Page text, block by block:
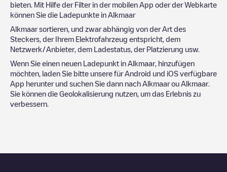
bieten. Mit Hilfe der Filter in der mobilen App oder der Webkarte
können Sie die Ladepunkte in Alkmaar
Alkmaarsortieren, und zwar abhängig von der Art des
Steckers, der Ihrem Elektrofahrzeug entspricht, dem
Netzwerk/Anbieter, dem Ladestatus, der Platzierung usw.
Wenn Sie einen neuen Ladepunkt in Alkmaar, hinzufügen
möchten, laden Sie bitte unsere für Android und iOS verfügbare
App herunter und suchen Sie dann nach Alkmaarou Alkmaar.
Sie können die Geolokalisierung nutzen, um das Erlebnis zu
verbessern.